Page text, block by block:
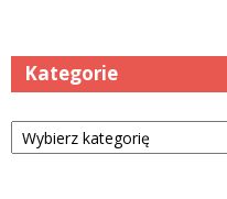
Kategorie
Kategorie